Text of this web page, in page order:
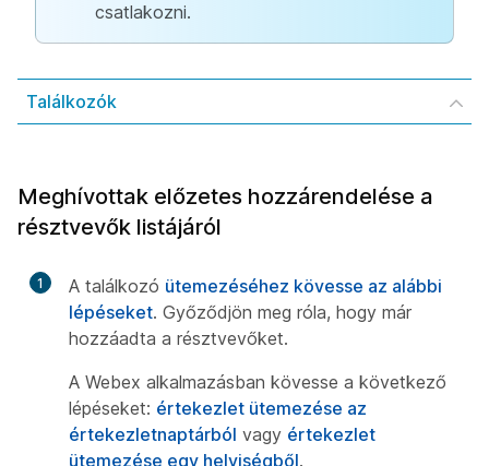
csatlakozni.
Találkozók
Meghívottak előzetes hozzárendelése a
résztvevők listájáról
1 A találkozó ütemezéséhez kövesse az alábbi
lépéseket. Győződjön meg róla, hogy már
hozzáadta a résztvevőket.
A Webex alkalmazásban kövesse a következő
lépéseket: értekezlet ütemezése az
értekezletnaptárból vagy értekezlet
ütemezése egy helyiségből.